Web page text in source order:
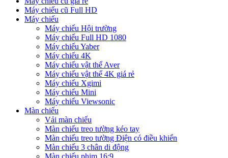
Máy chiếu cũ Full HD
Máy chiếu
Máy chiếu Hội trường
Máy chiếu Full HD 1080
Máy chiếu Yaber
Máy chiếu 4K
Máy chiếu vật thể Aver
Máy chiếu vật thể 4K giá rẻ
Máy chiếu Xgimi
Máy chiếu Mini
Máy chiếu Viewsonic
Màn chiếu
Vải màn chiếu
Màn chiếu treo tường kéo tay
Màn chiếu treo tường Điện có điều khiển
Màn chiếu 3 chân di động
Màn chiếu phim 16:9